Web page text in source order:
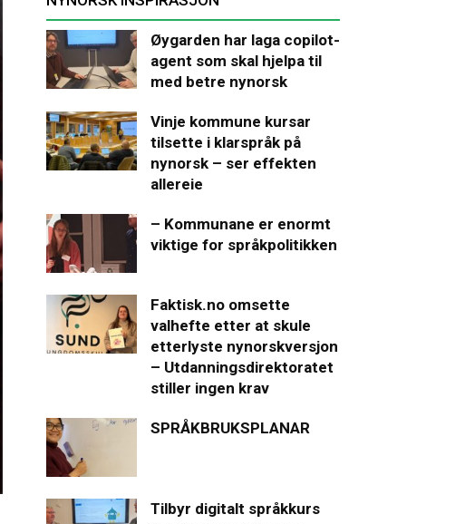
Øygarden har laga copilot-
agent som skal hjelpa til
med betre nynorsk
Vinje kommune kursar
tilsette i klarspråk på
nynorsk – ser effekten
allereie
– Kommunane er enormt
viktige for språkpolitikken
Faktisk.no omsette
valhefte etter at skule
etterlyste nynorskversjon
– Utdanningsdirektoratet
stiller ingen krav
SPRÅKBRUKSPLANAR
Tilbyr digitalt språkkurs